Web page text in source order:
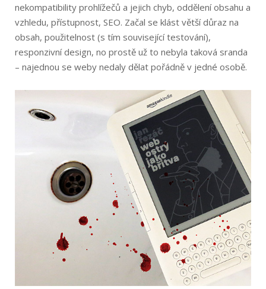
nekompatibility prohlížečů a jejich chyb, oddělení obsahu a
vzhledu, přístupnost, SEO. Začal se klást větší důraz na
obsah, použitelnost (s tím související testování),
responzivní design, no prostě už to nebyla taková sranda
– najednou se weby nedaly dělat pořádně v jedné osobě.